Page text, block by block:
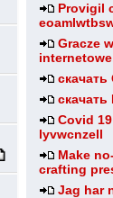
Provigil
Gracze
скачать
Covid
lyvwcnzell
Make
crafting
Jag har